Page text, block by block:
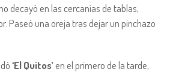
decayó en las cercanías de tablas,
Paseó una oreja tras dejar un pinchazo
‘El Quitos’en el primero de la tarde,